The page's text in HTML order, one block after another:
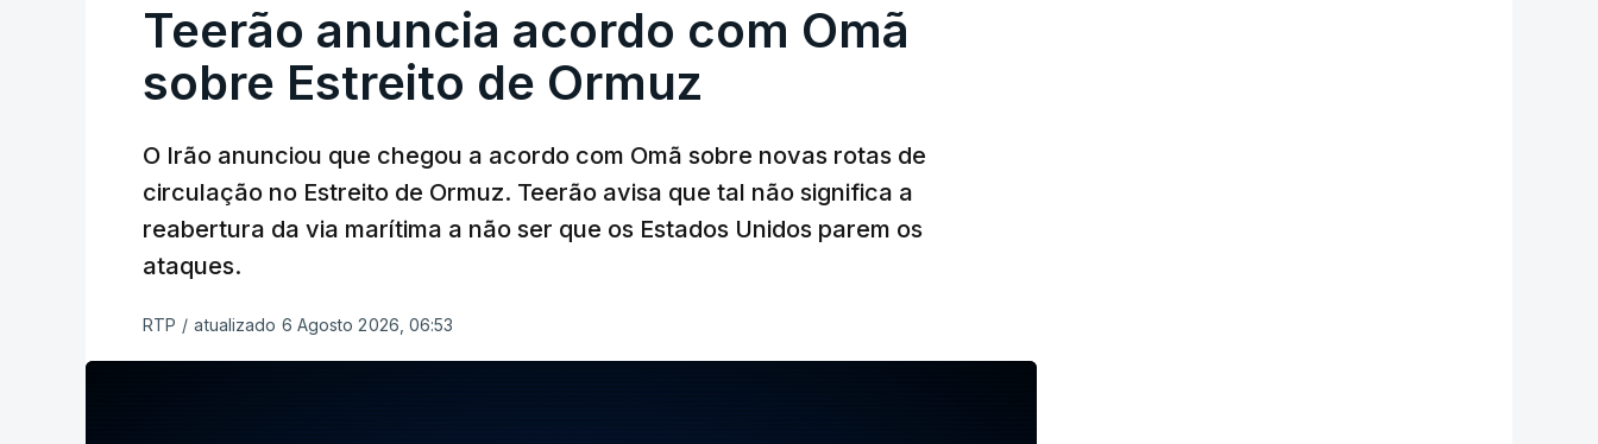
Teerão anuncia acordo com Omã
sobre Estreito de Ormuz
O Irão anunciou que chegou a acordo com Omã sobre novas rotas de
circulação no Estreito de Ormuz. Teerão avisa que tal não significa a
reabertura da via marítima a não ser que os Estados Unidos parem os
ataques.
RTP / atualizado 6 Agosto 2026, 06:53